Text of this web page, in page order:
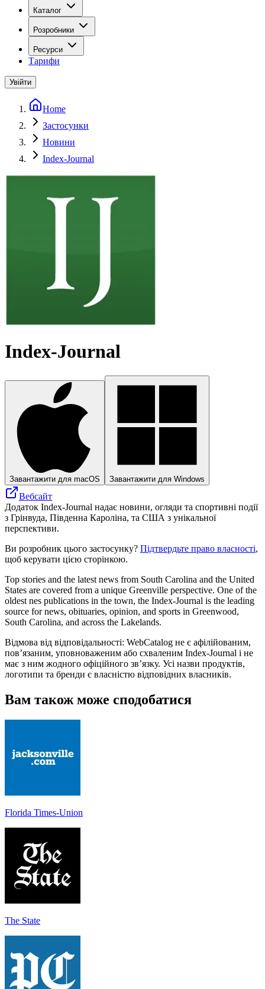
Каталог
Розробники
Ресурси
Тарифи
Увійти
Home
Застосунки
Новини
Index-Journal
Index-Journal
Завантажити для macOS Завантажити для Windows
Вебсайт
Додаток Index-Journal надає новини, огляди та спортивні події
з Грінвуда, Південна Кароліна, та США з унікальної
перспективи.
Ви розробник цього застосунку? Підтвердьте право власності,
щоб керувати цією сторінкою.
Top stories and the latest news from South Carolina and the United
States are covered from a unique Greenville perspective. One of the
oldest nes publications in the town, the Index-Journal is the leading
source for news, obituaries, opinion, and sports in Greenwood,
South Carolina, and across the Lakelands.
Відмова від відповідальності: WebCatalog не є афілійованим,
пов’язаним, уповноваженим або схваленим Index-Journal і не
має з ним жодного офіційного зв’язку. Усі назви продуктів,
логотипи та бренди є власністю відповідних власників.
Вам також може сподобатися
Florida Times-Union
The State